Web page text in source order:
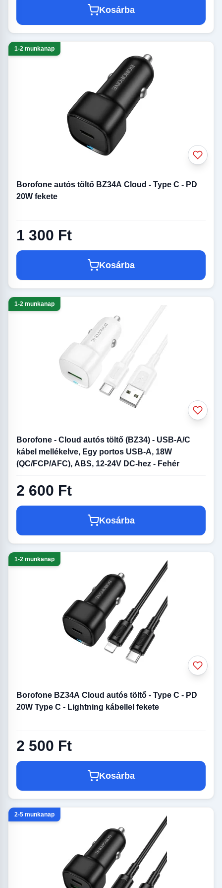
Kosárba
1-2 munkanap
Borofone autós töltő BZ34A Cloud - Type C - PD
20W fekete
1 300 Ft
Kosárba
1-2 munkanap
Borofone - Cloud autós töltő (BZ34) - USB-A/C
kábel mellékelve, Egy portos USB-A, 18W
(QC/FCP/AFC), ABS, 12-24V DC-hez - Fehér
2 600 Ft
Kosárba
1-2 munkanap
Borofone BZ34A Cloud autós töltő - Type C - PD
20W Type C - Lightning kábellel fekete
2 500 Ft
Kosárba
2-5 munkanap